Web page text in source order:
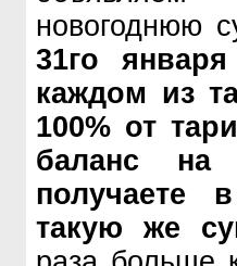
новогоднюю
31го
каждом из
100% от
баланс
получаете
такую же